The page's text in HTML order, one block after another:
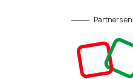
Partners en